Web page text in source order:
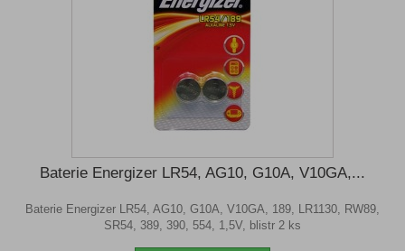
Baterie Energizer LR54, AG10, G10A, V10GA,...
Baterie Energizer LR54, AG10, G10A, V10GA, 189, LR1130, RW89,
SR54, 389, 390, 554, 1,5V, blistr 2 ks